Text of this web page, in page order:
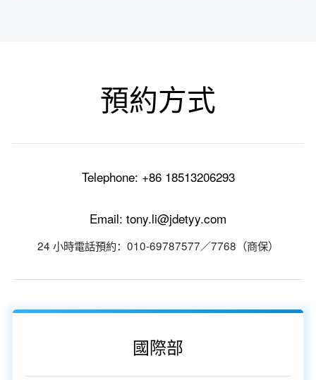
預約方式
Telephone: +86 18513206293
Email: tony.li@jdetyy.com
24 小時電話預約：010-69787577／7768（商保）
國際部